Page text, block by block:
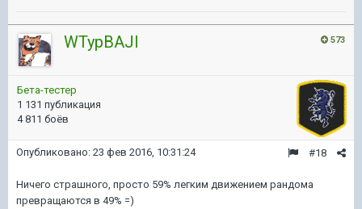
573
WTypBAJI
Бета-тестер
1 131 публикация
4 811 боёв
#18
Опубликовано: 23 фев 2016, 10:31:24
Ничего страшного, просто 59% легким движением рандома
превращаются в 49% =)